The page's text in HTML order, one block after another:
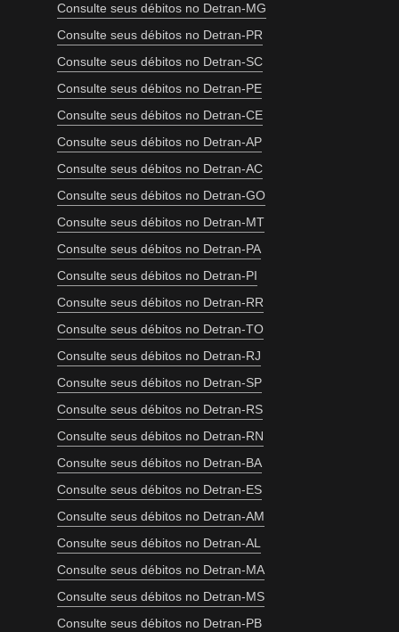
Consulte seus débitos no Detran-MG
Consulte seus débitos no Detran-PR
Consulte seus débitos no Detran-SC
Consulte seus débitos no Detran-PE
Consulte seus débitos no Detran-CE
Consulte seus débitos no Detran-AP
Consulte seus débitos no Detran-AC
Consulte seus débitos no Detran-GO
Consulte seus débitos no Detran-MT
Consulte seus débitos no Detran-PA
Consulte seus débitos no Detran-PI
Consulte seus débitos no Detran-RR
Consulte seus débitos no Detran-TO
Consulte seus débitos no Detran-RJ
Consulte seus débitos no Detran-SP
Consulte seus débitos no Detran-RS
Consulte seus débitos no Detran-RN
Consulte seus débitos no Detran-BA
Consulte seus débitos no Detran-ES
Consulte seus débitos no Detran-AM
Consulte seus débitos no Detran-AL
Consulte seus débitos no Detran-MA
Consulte seus débitos no Detran-MS
Consulte seus débitos no Detran-PB